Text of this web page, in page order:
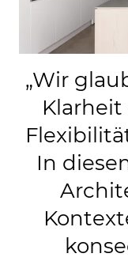
„Wir
In